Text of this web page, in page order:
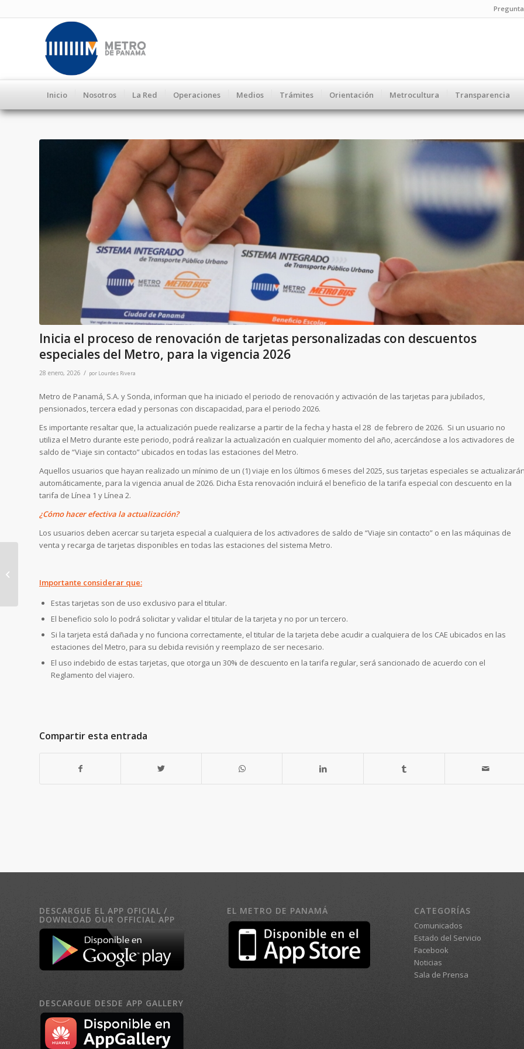
Inicio Nosotros La Red Operaciones Medios Trámites Orientación Metrocultura Transparencia
Inicia el proceso de renovación de tarjetas personalizadas con descuentos
especiales del Metro, para la vigencia 2026
28 enero, 2026 / por Lourdes Rivera
Metro de Panamá, S.A. y Sonda, informan que ha iniciado el periodo de renovación y activación de las tarjetas para jubilados,
pensionados, tercera edad y personas con discapacidad, para el periodo 2026.
Es importante resaltar que, la actualización puede realizarse a partir de la fecha y hasta el 28 de febrero de 2026. Si un usuario no
utiliza el Metro durante este periodo, podrá realizar la actualización en cualquier momento del año, acercándose a los activadores de
saldo de “Viaje sin contacto” ubicados en todas las estaciones del Metro.
Aquellos usuarios que hayan realizado un mínimo de un (1) viaje en los últimos 6 meses del 2025, sus tarjetas especiales se
automáticamente, para la vigencia anual de 2026. Dicha Esta renovación incluirá el beneficio de la tarifa especial con descuento en la
tarifa de Línea 1 y Línea 2.
¿Cómo hacer efectiva la actualización?
Los usuarios deben acercar su tarjeta especial a cualquiera de los activadores de saldo de “Viaje sin contacto” o en las máquinas de
venta y recarga de tarjetas disponibles en todas las estaciones del sistema Metro.
Importante considerar que:
Estas tarjetas son de uso exclusivo para el titular.
El beneficio solo lo podrá solicitar y validar el titular de la tarjeta y no por un tercero.
Si la tarjeta está dañada y no funciona correctamente, el titular de la tarjeta debe acudir a cualquiera de los CAE ubicados en las
estaciones del Metro, para su debida revisión y reemplazo de ser necesario.
El uso indebido de estas tarjetas, que otorga un 30% de descuento en la tarifa regular, será sancionado de acuerdo con el
Reglamento del viajero.
Compartir esta entrada
DESCARGUE EL APP OFICIAL /
DOWNLOAD OUR OFFICIAL APP
DESCARGUE DESDE APP GALLERY
EL METRO DE PANAMÁ CATEGORÍAS
Comunicados
Estado del Servicio
Facebook
Noticias
Sala de Prensa
continua con la
recuperación de